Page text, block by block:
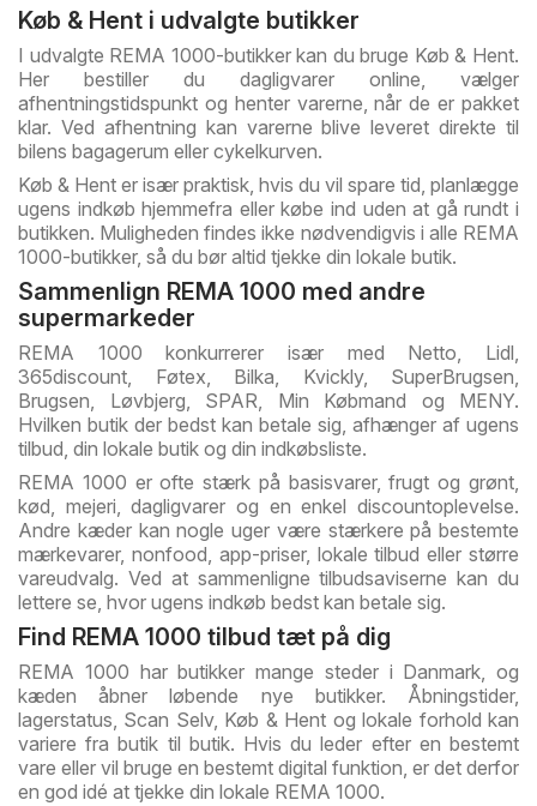
Køb & Hent i udvalgte butikker
I udvalgte REMA 1000-butikker kan du bruge Køb & Hent.
Her bestiller du dagligvarer online, vælger
afhentningstidspunkt og henter varerne, når de er pakket
klar. Ved afhentning kan varerne blive leveret direkte til
bilens bagagerum eller cykelkurven.
Køb & Hent er især praktisk, hvis du vil spare tid, planlægge
ugens indkøb hjemmefra eller købe ind uden at gå rundt i
butikken. Muligheden findes ikke nødvendigvis i alle REMA
1000-butikker, så du bør altid tjekke din lokale butik.
Sammenlign REMA 1000 med andre
supermarkeder
REMA 1000 konkurrerer især med Netto, Lidl,
365discount, Føtex, Bilka, Kvickly, SuperBrugsen,
Brugsen, Løvbjerg, SPAR, Min Købmand og MENY.
Hvilken butik der bedst kan betale sig, afhænger af ugens
tilbud, din lokale butik og din indkøbsliste.
REMA 1000 er ofte stærk på basisvarer, frugt og grønt,
kød, mejeri, dagligvarer og en enkel discountoplevelse.
Andre kæder kan nogle uger være stærkere på bestemte
mærkevarer, nonfood, app-priser, lokale tilbud eller større
vareudvalg. Ved at sammenligne tilbudsaviserne kan du
lettere se, hvor ugens indkøb bedst kan betale sig.
Find REMA 1000 tilbud tæt på dig
REMA 1000 har butikker mange steder i Danmark, og
kæden åbner løbende nye butikker. Åbningstider,
lagerstatus, Scan Selv, Køb & Hent og lokale forhold kan
variere fra butik til butik. Hvis du leder efter en bestemt
vare eller vil bruge en bestemt digital funktion, er det derfor
en god idé at tjekke din lokale REMA 1000.